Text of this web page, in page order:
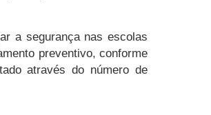
a segurança nas escolas
preventivo, conforme
através do número de